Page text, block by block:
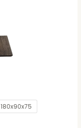
180x90x75